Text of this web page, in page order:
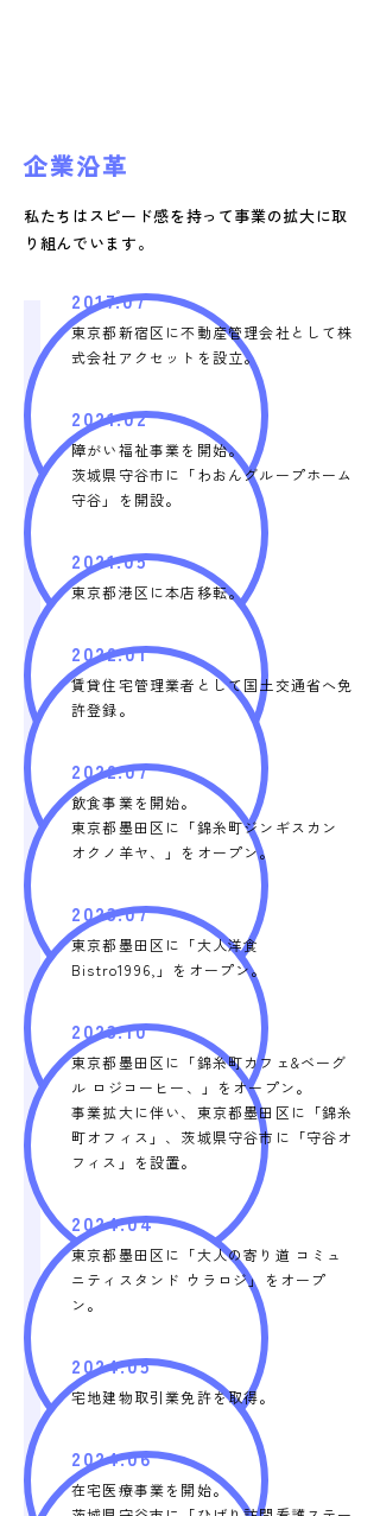
企業沿革
私たちはスピード感を持って事業の拡大に取
り組んでいます。
2017.07
東京都新宿区に不動産管理会社として株
式会社アクセットを設立。
2021.02
障がい福祉事業を開始。
茨城県守谷市に「わおんグループホーム
守谷」を開設。
2021.05
東京都港区に本店移転。
2022.01
賃貸住宅管理業者として国土交通省へ免
許登録。
2022.07
飲食事業を開始。
東京都墨田区に「錦糸町ジンギスカン
オクノ羊ヤ、」をオープン。
2023.07
東京都墨田区に「大人洋食
Bistro1996,」をオープン。
2023.10
東京都墨田区に「錦糸町カフェ&ベーグ
ル ロジコーヒー、」をオープン。
事業拡大に伴い、東京都墨田区に「錦糸
町オフィス」、茨城県守谷市に「守谷オ
フィス」を設置。
2024.04
東京都墨田区に「大人の寄り道 コミュ
ニティスタンド ウラロジ」をオープ
ン。
2024.05
宅地建物取引業免許を取得。
2024.06
在宅医療事業を開始。